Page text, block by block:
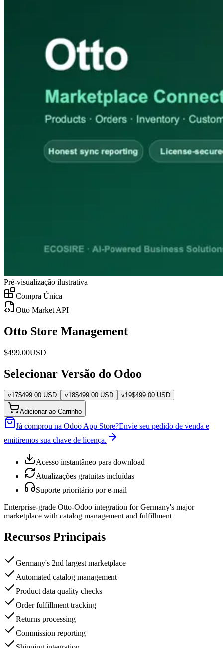
Pré-visualização ilustrativa
Compra Única
Otto Market API
Otto Store Management
$499.00USD
Selecionar Versão do Odoo
v17$499.00 USD v18$499.00 USD v19$499.00 USD
Adicionar ao Carrinho
Já comprou na Odoo App Store?Envie seu pedido de venda e
emitiremos sua chave de licença.
Acesso instantâneo para download
Atualizações gratuitas incluídas
Suporte prioritário por e-mail
Enterprise-grade Otto-Odoo integration for Germany's major
marketplace with catalog management and fulfillment
Recursos Principais
Germany's 2nd largest marketplace
Automated catalog management
Product data quality checks
Order fulfillment tracking
Returns processing
Commission reporting